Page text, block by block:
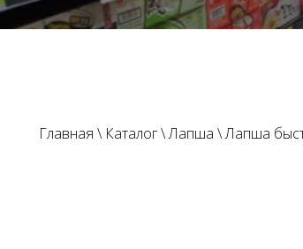
Главная \ Каталог\Лапша \Лапша